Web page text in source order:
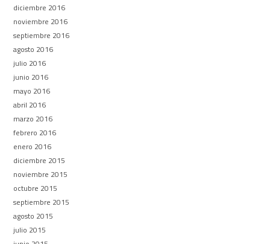
diciembre 2016
noviembre 2016
septiembre 2016
agosto 2016
julio 2016
junio 2016
mayo 2016
abril 2016
marzo 2016
febrero 2016
enero 2016
diciembre 2015
noviembre 2015
octubre 2015
septiembre 2015
agosto 2015
julio 2015